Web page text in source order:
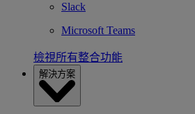
Slack
Microsoft Teams
檢視所有整合功能
解決方案